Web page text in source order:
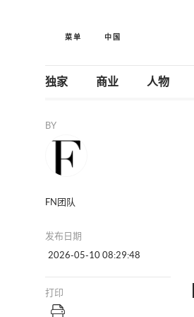
菜单 中国
独家 商业 人物
BY
FN团队
发布日期
2026-05-10 08:29:48
打印